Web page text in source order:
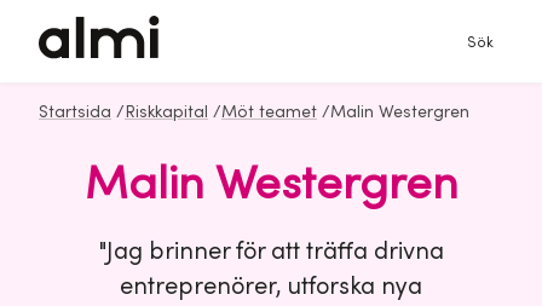
Sök
Startsida / Riskkapital /Möt teamet /Malin Westergren
Malin Westergren
"Jag brinner för att träffa drivna
entreprenörer, utforska nya